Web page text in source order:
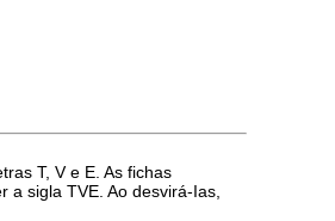
T, V e E. As fichas
sigla TVE. Ao desvirá-Ias,